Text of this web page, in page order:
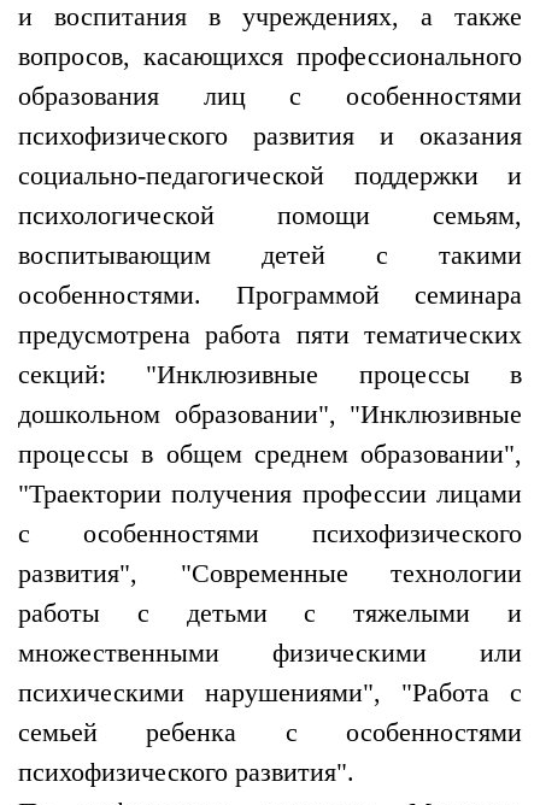
и воспитания в учреждениях, а также
вопросов, касающихся профессионального
образования лиц с особенностями
психофизического развития и оказания
социально-педагогической поддержки и
психологической помощи семьям,
воспитывающим детей с такими
особенностями. Программой семинара
предусмотрена работа пяти тематических
секций: "Инклюзивные процессы в
дошкольном образовании", "Инклюзивные
процессы в общем среднем образовании",
"Траектории получения профессии лицами
с особенностями психофизического
развития", "Современные технологии
работы с детьми с тяжелыми и
множественными физическими или
психическими нарушениями", "Работа с
семьей ребенка с особенностями
психофизического развития".